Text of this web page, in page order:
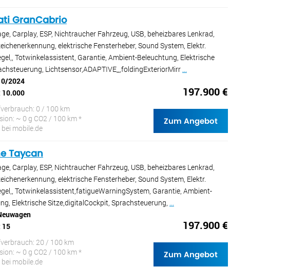
GranCabrio
Carplay, ESP, Nichtraucher Fahrzeug, USB, beheizbares Lenkrad,
elektrische Fensterheber, Sound System, Elektr.
Totwinkelassistent, Garantie, Ambient-Beleuchtung, Elektrische
Lichtsensor,ADAPTIVE_,foldingExteriorMirr ...
2024
10.000
0 / 100 km
~ 0 g CO2 / 100 km *
mobile.de
197.900 €
Zum Angebot
Taycan
Carplay, ESP, Nichtraucher Fahrzeug, USB, beheizbares Lenkrad,
elektrische Fensterheber, Sound System, Elektr.
Totwinkelassistent,fatigueWarningSystem, Garantie, Ambient-
Elektrische Sitze,digitalCockpit, Sprachsteuerung, ...
15
20 / 100 km
~ 0 g CO2 / 100 km *
mobile.de
197.900 €
Zum Angebot